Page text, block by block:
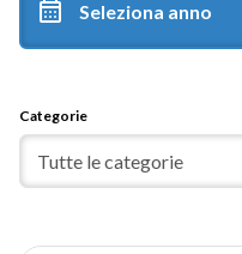
Categorie